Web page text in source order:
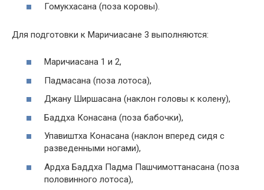
Гомукхасана (поза коровы).
Для подготовки к Маричиасане 3 выполняются:
Маричиасана 1 и 2,
Падмасана (поза лотоса),
Джану Ширшасана (наклон головы к колену),
Баддха Конасана (поза бабочки),
Упавиштха Конасана (наклон вперед сидя с
разведенными ногами),
Ардха Баддха Падма Пашчимоттанасана (поза
половинного лотоса),